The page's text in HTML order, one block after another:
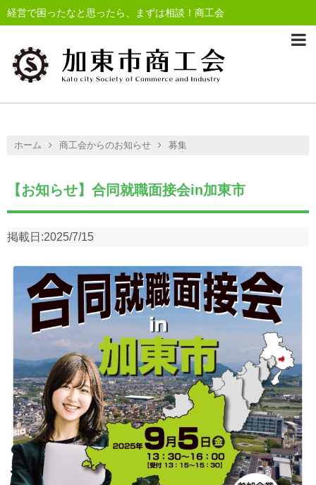
経営で困ったなと思ったら、まずは相談！商工会
ホーム 商工会からのお知らせ 募集
【お知らせ】合同就職面接会in加東市
掲載日:2025/7/15